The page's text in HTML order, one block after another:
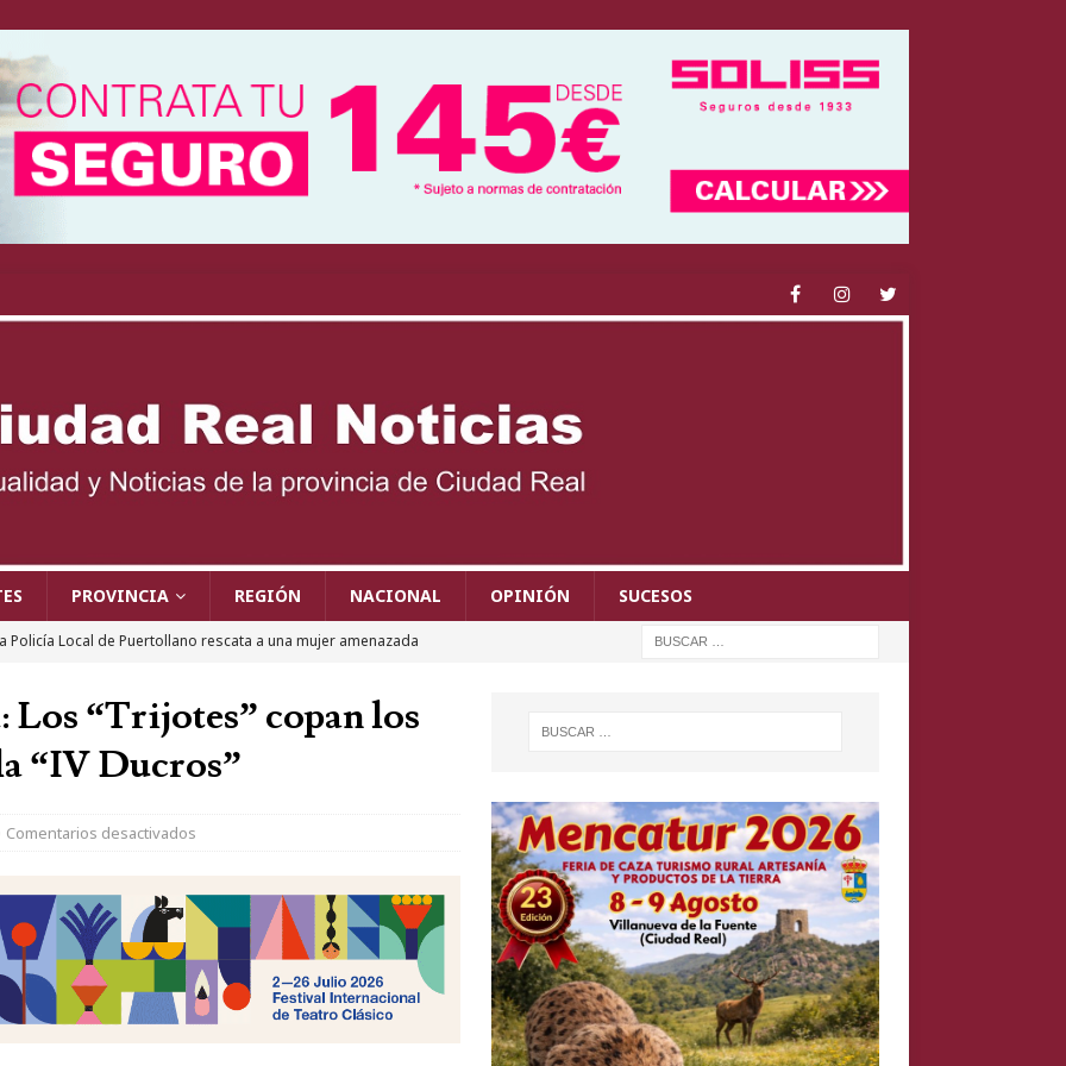
PROVINCIA REGIÓN NACIONAL OPINIÓN SUCESOS
Policía Local de Puertollano rescata a una mujer amenazada
Un incendio en el cableado obliga a desalojar a 50 vecinos en
gala de premios y la clausura del certamen
ALMAGRO
Arde un camión cargado de colchones en la A-4 a la altura de
la autovía durante horas
PROVINCIA
Los “Trijotes” copan los
“IV Ducros”
Comentarios desactivados